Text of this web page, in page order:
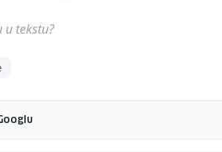
u tekstu?